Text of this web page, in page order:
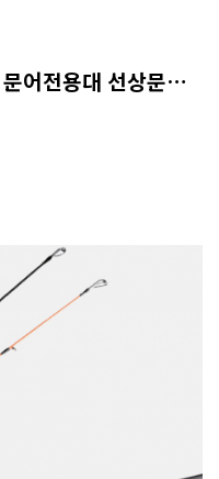
디포이 로드베라 문어 낚시대 문어전용대 선상문어대 문어대 갑오징어대 165MH